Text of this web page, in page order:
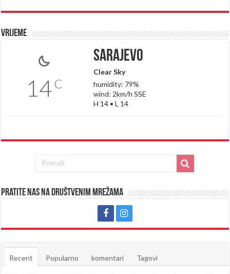
Vrijeme
14C
Sarajevo
Clear Sky
humidity: 79%
wind: 2km/h SSE
H 14 • L 14
Pratite nas na društvenim mrežama
Recent Popularno komentari Tagovi